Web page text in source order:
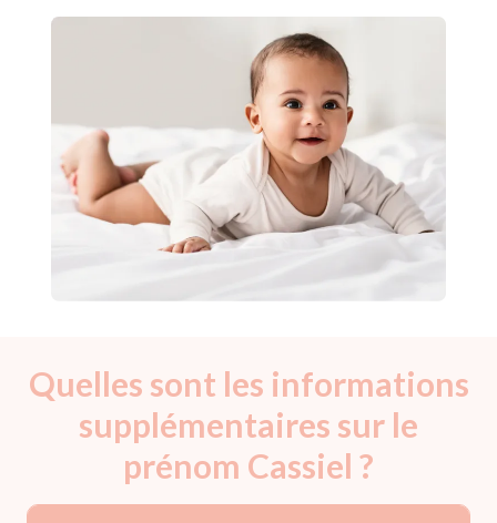
Quelles sont les informations
supplémentaires sur le
prénom Cassiel ?